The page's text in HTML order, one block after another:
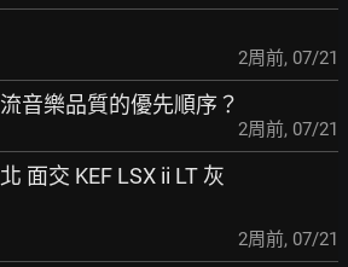
2周前, 07/21
音樂品質的優先順序？
2周前, 07/21
面交 KEF LSX ii LT 灰
2周前, 07/21